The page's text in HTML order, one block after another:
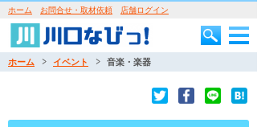
ホーム お問合せ・取材依頼 店舗ログイン
ホーム イベント 音楽・楽器